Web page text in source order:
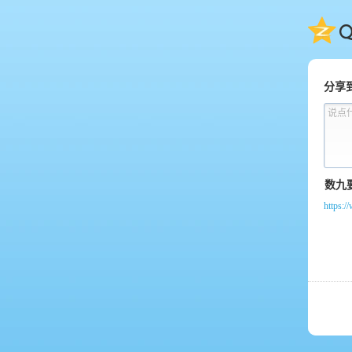
QQ
分享
说点
https://